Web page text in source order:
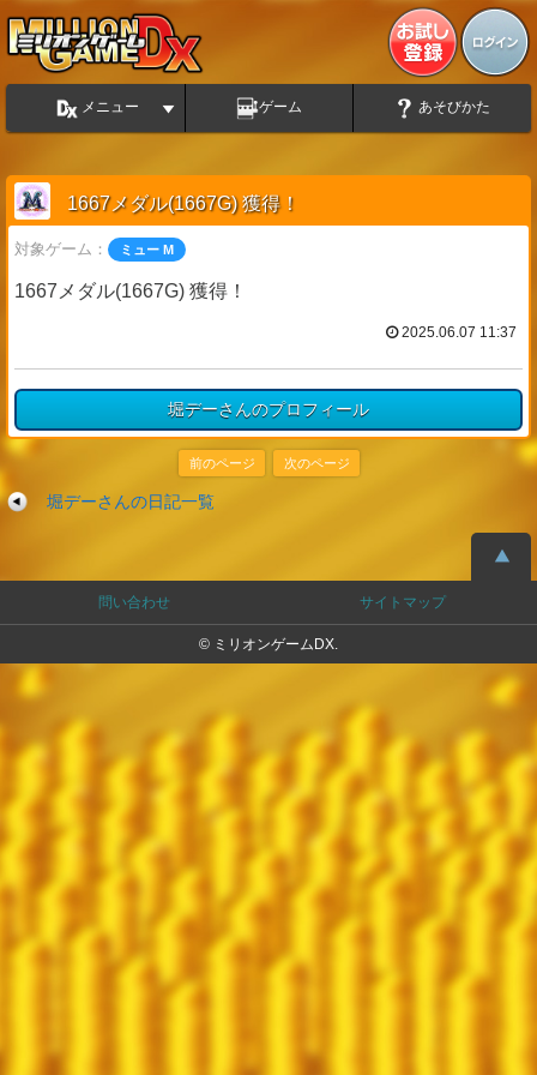
メニュー ゲーム あそびかた
1667メダル(1667G) 獲得！
対象ゲーム： ミュー M
1667メダル(1667G) 獲得！
2025.06.07 11:37
堀デーさんのプロフィール
前のページ 次のページ
堀デーさんの日記一覧
問い合わせ サイトマップ
© ミリオンゲームDX.